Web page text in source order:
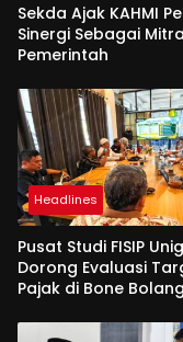
Sekda Ajak KAHMI
Sinergi Sebagai Mitra
Pemerintah
Headlines
Pusat Studi FISIP
Dorong Evaluasi
Pajak di Bone